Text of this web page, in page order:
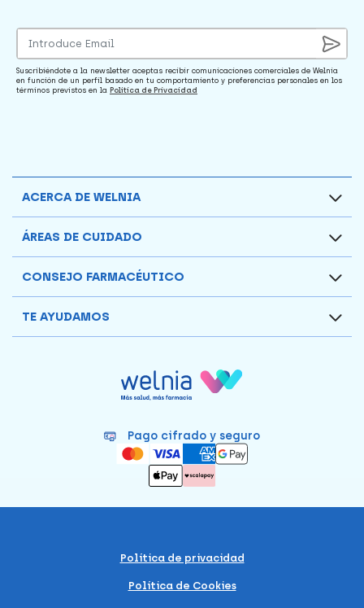
Suscribiéndote a la newsletter aceptas recibir comunicaciones comerciales de Welnia
en función de un perfil basado en tu comportamiento y preferencias personales en los
términos previstos en la Política de Privacidad
Pago cifrado y seguro
ACERCA DE WELNIA
ÁREAS DE CUIDADO
CONSEJO FARMACÉUTICO
TE AYUDAMOS
Política de privacidad
Política de Cookies